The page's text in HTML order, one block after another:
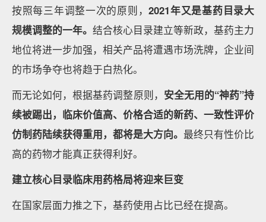
按照每三年调整一次的原则，2021年又是基药目录大
规模调整的一年。 结合核心目录建立等新政，基药主力
地位将进一步加强，相关产品将遭遇市场洗牌，企业间
的市场争夺也将趋于白热化。
而无论如何，根据基药调整原则， 安全无用的“神药”持
续被踢出，临床价值高、价格合适的新药、一致性评价
仿制药陆续获得重用，都将是大方向。 最终只有性价比
高的药物才能真正获得利好。
建立核心目录临床用药格局将迎来巨变
在国家层面力推之下，基药使用占比已经在提高。